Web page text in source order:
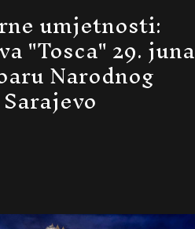
umjetnosti:
"Tosca" 29. juna
Narodnog